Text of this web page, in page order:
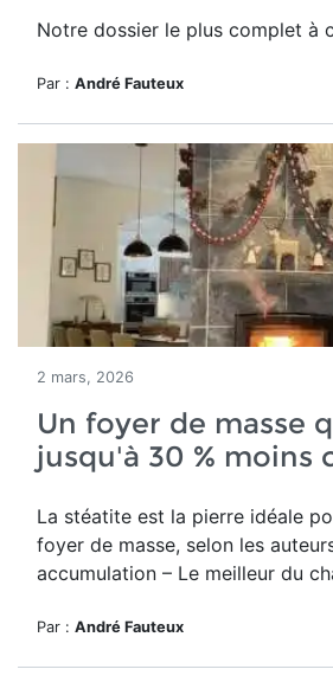
Notre dossier le plus complet à
Par : André Fauteux
2 mars, 2026
Un foyer de masse
jusqu'à 30 % moins
La stéatite est la pierre idéale
foyer de masse, selon les
accumulation – Le meilleur du
Par : André Fauteux